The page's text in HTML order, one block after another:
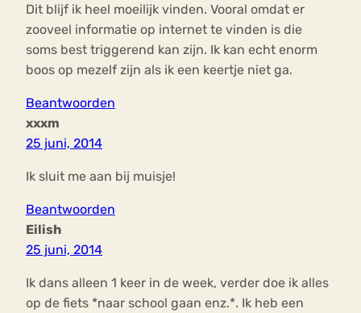
Dit blijf ik heel moeilijk vinden. Vooral omdat er
zooveel informatie op internet te vinden is die
soms best triggerend kan zijn. Ik kan echt enorm
boos op mezelf zijn als ik een keertje niet ga.
Beantwoorden
xxxm
25 juni, 2014
Ik sluit me aan bij muisje!
Beantwoorden
Eilish
25 juni, 2014
Ik dans alleen 1 keer in de week, verder doe ik alles
op de fiets *naar school gaan enz.*. Ik heb een